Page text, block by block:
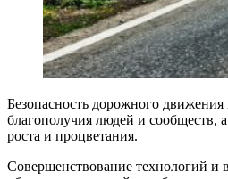
Безопасность дорожного движения
благополучия людей и сообществ,
роста и процветания.
Совершенствование технологий и